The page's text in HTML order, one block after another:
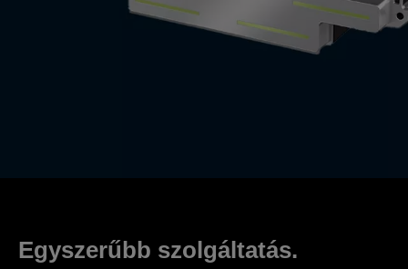
Egyszerűbb szolgáltatás.